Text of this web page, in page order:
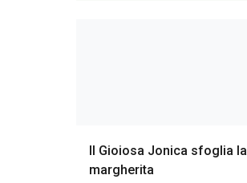
Il Gioiosa Jonica sfoglia la
margherita